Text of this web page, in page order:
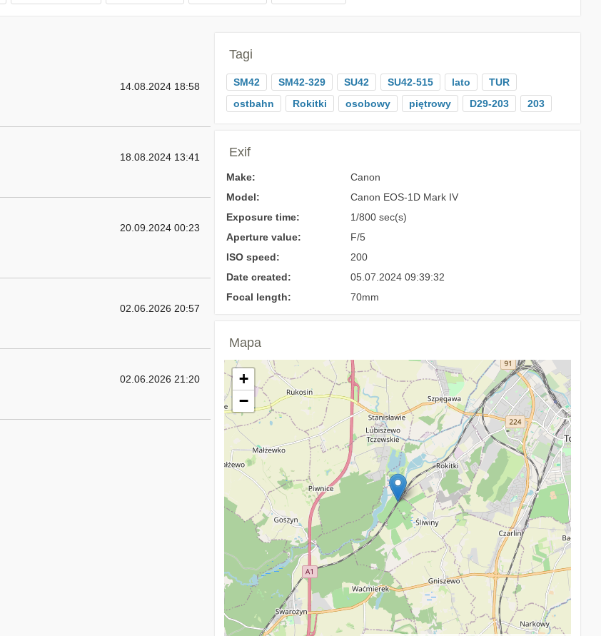
14.08.2024 18:58
18.08.2024 13:41
20.09.2024 00:23
02.06.2026 20:57
02.06.2026 21:20
Tagi
SM42 SM42-329 SU42 SU42-515 lato
TUR
ostbahn
Rokitki osobowy piętrowy D29-203 203
Exif
Make:
Canon
Model:
Canon EOS-1D Mark IV
Exposure time:
1/800 sec(s)
Aperture value:
F/5
ISO speed:
200
Date created:
05.07.2024 09:39:32
Focal length:
70mm
Mapa
+
−